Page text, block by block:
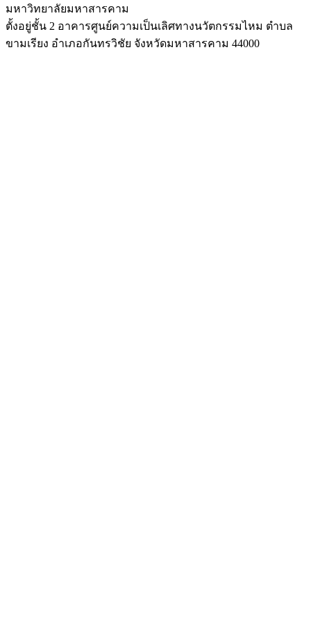
มหาวิทยาลัยมหาสารคาม
ตั้งอยู่ชั้น 2 อาคารศูนย์ความเป็นเลิศทางนวัตกรรมไหม ตำบล
ขามเรียง อำเภอกันทรวิชัย จังหวัดมหาสารคาม 44000